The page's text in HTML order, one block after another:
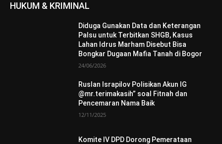
HUKUM & KRIMINAL
Diduga Gunakan Data dan Keterangan
Palsu untuk Terbitkan SHGB, Kasus
Lahan Idrus Marham Disebut Bisa
Bongkar Dugaan Mafia Tanah di Bogor
24/06/2026
Ruslan Israpilov Polisikan Akun IG
@mr.terimakasih” soal Fitnah dan
Pencemaran Nama Baik
12/11/2025
Komite IV DPD Dorong Pemerataan